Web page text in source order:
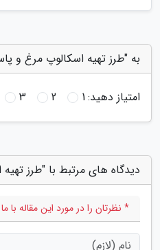
به "طرز تهیه اسکالوپ مرغ و
امتیاز دهید:1
2
3
دیدگاه های مرتبط با "طرز
* نظرتان را در مورد این مقاله با